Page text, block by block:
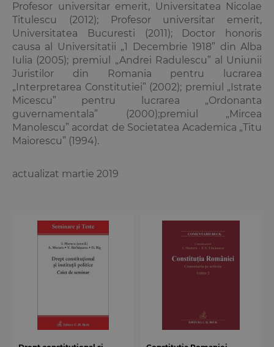
Profesor universitar emerit, Universitatea Nicolae
Titulescu (2012); Profesor universitar emerit,
Universitatea Bucuresti (2011); Doctor honoris
causa al Universitatii „1 Decembrie 1918” din Alba
Iulia (2005); premiul „Andrei Radulescu” al Uniunii
Juristilor din Romania pentru lucrarea
„Interpretarea Constitutiei” (2002); premiul „Istrate
Micescu” pentru lucrarea „Ordonanta
guvernamentala” (2000);premiul „Mircea
Manolescu” acordat de Societatea Academica „Titu
Maiorescu” (1994).
actualizat martie 2019